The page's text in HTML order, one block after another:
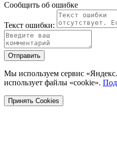
Сообщить об ошибке
Текст ошибки:
Отправить
Мы используем сервис
использует файлы «cookie».
Принять Cookies